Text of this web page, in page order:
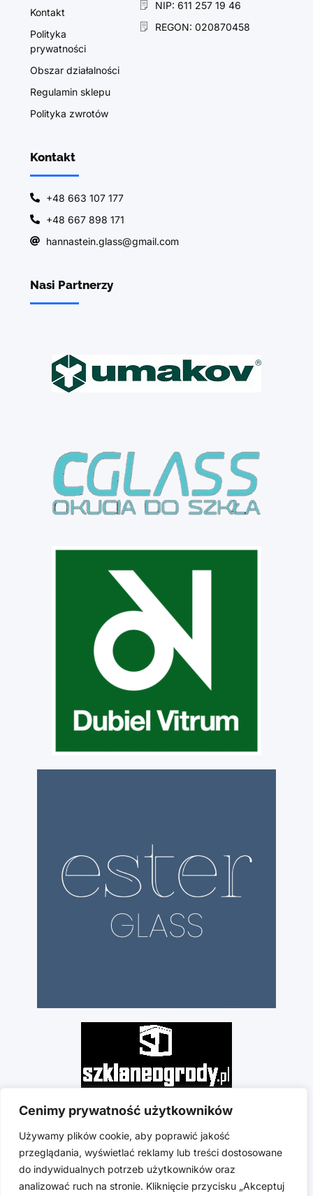
Cenimy prywatność użytkowników
Używamy plików cookie, aby poprawić jakość
przeglądania, wyświetlać reklamy lub treści dostosowane
do indywidualnych potrzeb użytkowników oraz
analizować ruch na stronie. Kliknięcie przycisku „Akceptuj
Kontakt
Polityka
prywatności
Obszar działalności
Regulamin sklepu
Polityka zwrotów
NIP: 611 257 19 46
REGON: 020870458
Kontakt
+48 663 107 177
+48 667 898 171
hannastein.glass@gmail.com
Nasi Partnerzy